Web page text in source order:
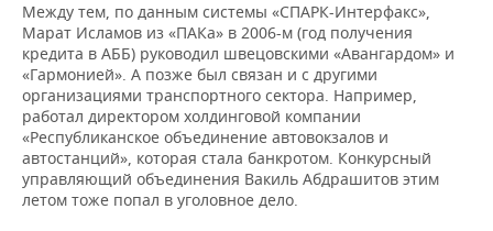
Между тем, по данным системы «СПАРК-Интерфакс»,
Марат Исламов из «ПАКа» в 2006-м (год получения
кредита в АББ) руководил швецовскими «Авангардом» и
«Гармонией». А позже был связан и с другими
организациями транспортного сектора. Например,
работал директором холдинговой компании
«Республиканское объединение автовокзалов и
автостанций», которая стала банкротом. Конкурсный
управляющий объединения Вакиль Абдрашитов этим
летом тоже попал в уголовное дело.